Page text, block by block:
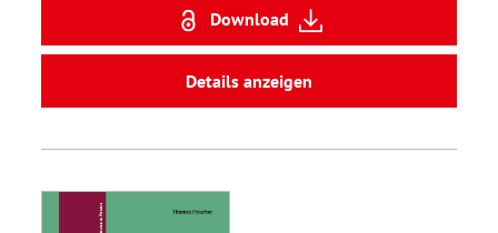
Download
Details anzeigen